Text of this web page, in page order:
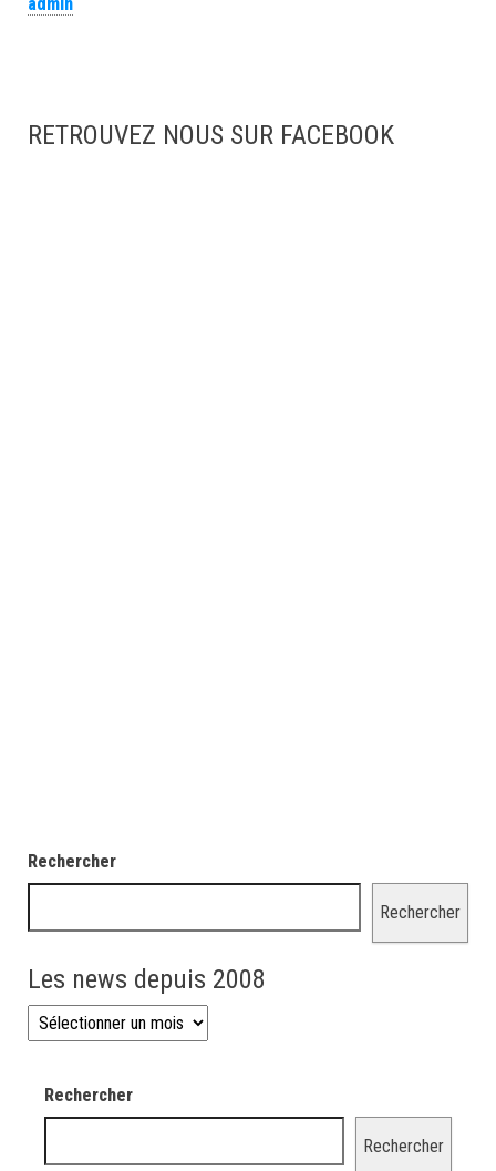
RETROUVEZ NOUS SUR FACEBOOK
Rechercher
Rechercher
Les news depuis 2008
Les news depuis 2008
Rechercher
Rechercher